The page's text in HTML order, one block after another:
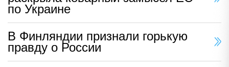
по Украине
В Финляндии признали горькую
правду о России